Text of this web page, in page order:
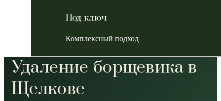
Под ключ
Комплексный подход
Удаление борщевика в
Щелкове